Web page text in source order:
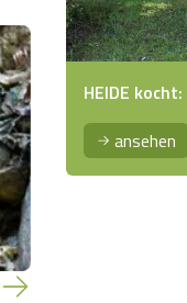
HEIDE
ansehen